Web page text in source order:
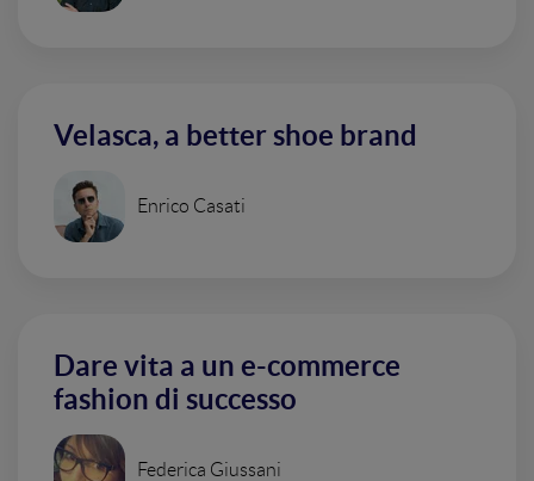
Velasca, a better shoe brand
Enrico Casati
Dare vita a un e-commerce
fashion di successo
Federica Giussani